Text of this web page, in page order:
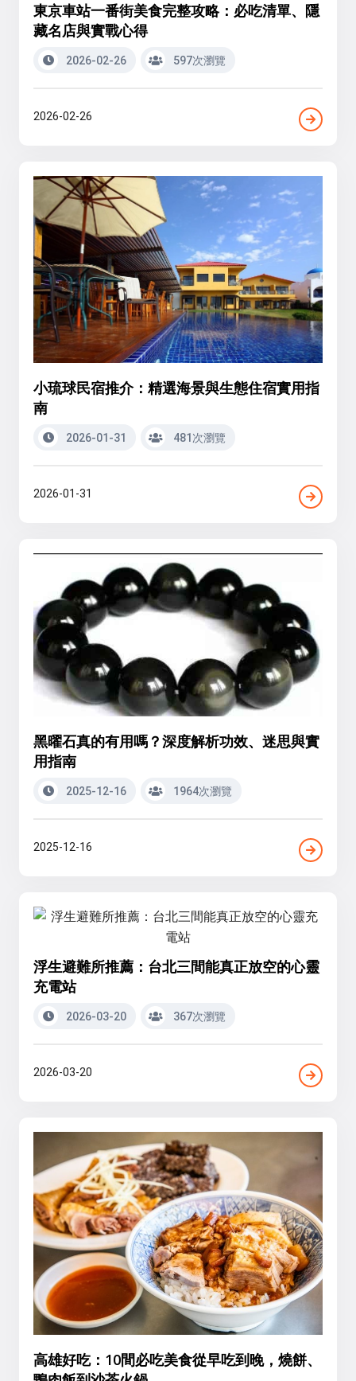
東京車站一番街美食完整攻略：必吃清單、隱
藏名店與實戰心得
2026-02-26 597次瀏覽
2026-02-26
小琉球民宿推介：精選海景與生態住宿實用指
南
2026-01-31 481次瀏覽
2026-01-31
黑曜石真的有用嗎？深度解析功效、迷思與實
用指南
2025-12-16 1964次瀏覽
2025-12-16
浮生避難所推薦：台北三間能真正放空的心靈
充電站
2026-03-20 367次瀏覽
2026-03-20
高雄好吃：10間必吃美食從早吃到晚，燒餅、